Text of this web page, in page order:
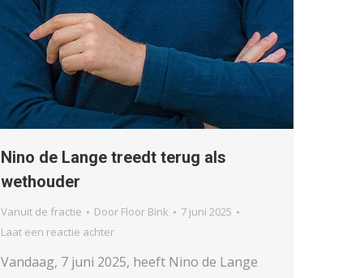
Nino de Lange treedt terug als
wethouder
Vanuit de fractie Door Floor Bink
7 juni 2025
Laat een reactie achter
Vandaag, 7 juni 2025, heeft Nino de Lange